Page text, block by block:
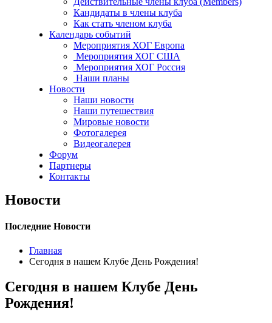
Кандидаты в члены клуба
Как стать членом клуба
Календарь событий
Мероприятия ХОГ Европа
Мероприятия ХОГ США
Мероприятия ХОГ Россия
Наши планы
Новости
Наши новости
Наши путешествия
Мировые новости
Фотогалерея
Видеогалерея
Форум
Партнеры
Контакты
Новости
Последние Новости
Главная
Сегодня в нашем Клубе День Рождения!
Сегодня в нашем Клубе День
Рождения!